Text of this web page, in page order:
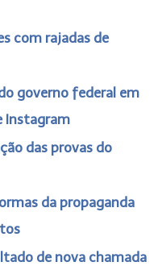
com rajadas de
governo federal em
Instagram
das provas do
da propaganda
de nova chamada